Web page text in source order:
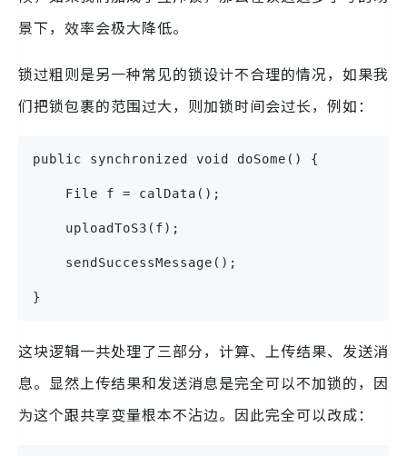
景下，效率会极大降低。
锁过粗则是另一种常见的锁设计不合理的情况，如果我
们把锁包裹的范围过大，则加锁时间会过长，例如：
public synchronized void doSome() {
    File f = calData();
    uploadToS3(f);
    sendSuccessMessage();
}
这块逻辑一共处理了三部分，计算、上传结果、发送消
息。显然上传结果和发送消息是完全可以不加锁的，因
为这个跟共享变量根本不沾边。因此完全可以改成：